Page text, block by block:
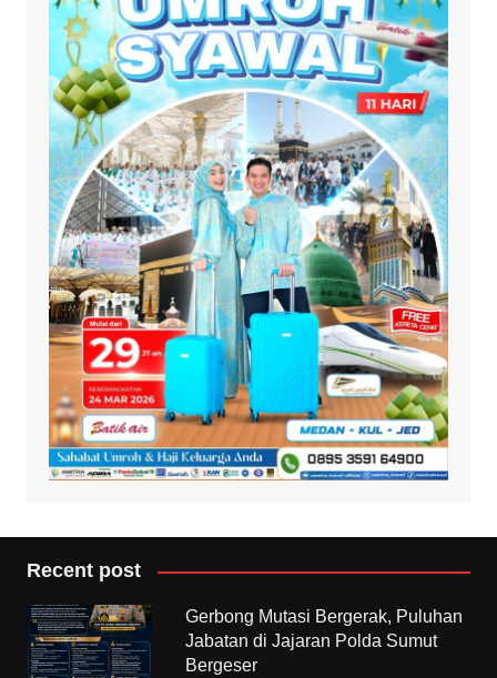
Recent post
Gerbong Mutasi Bergerak, Puluhan
Jabatan di Jajaran Polda Sumut
Bergeser